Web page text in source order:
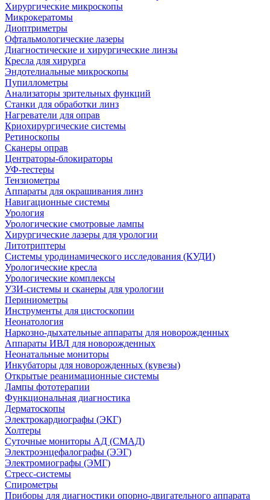
Хирургические микроскопы
Микрокератомы
Диоптриметры
Офтальмологические лазеры
Диагностические и хирургические линзы
Кресла для хирурга
Эндотелиальные микроскопы
Пупиллометры
Анализаторы зрительных функций
Станки для обработки линз
Нагреватели для оправ
Криохирургические системы
Ретиноскопы
Сканеры оправ
Центраторы-блокираторы
УФ-тестеры
Тензиометры
Аппараты для окрашивания линз
Навигационные системы
Урология
Урологические смотровые лампы
Хирургические лазеры для урологии
Литотриптеры
Системы уродинамического исследования (КУДИ)
Урологические кресла
Урологические комплексы
УЗИ-системы и сканеры для урологии
Периниометры
Инструменты для цистоскопии
Неонатология
Наркозно-дыхательные аппараты для новорожденных
Аппараты ИВЛ для новорожденных
Неонатальные мониторы
Инкубаторы для новорожденных (кувезы)
Открытые реанимационные системы
Лампы фототерапии
Функциональная диагностика
Дерматоскопы
Электрокардиографы (ЭКГ)
Холтеры
Суточные мониторы АД (СМАД)
Электроэнцефалографы (ЭЭГ)
Электромиографы (ЭМГ)
Стресс-системы
Спирометры
Приборы для диагностики опорно-двигательного аппарата